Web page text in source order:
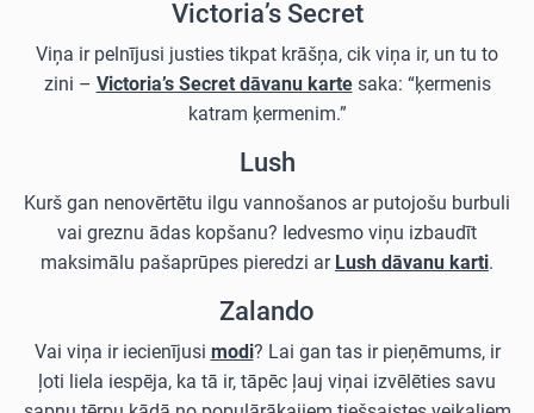
Victoria’s Secret
Viņa ir pelnījusi justies tikpat krāšņa, cik viņa ir, un tu to
zini – Victoria’s Secret dāvanu kartesaka: “ķermenis
katram ķermenim.”
Lush
Kurš gan nenovērtētu ilgu vannošanos ar putojošu burbuli
vai greznu ādas kopšanu? Iedvesmo viņu izbaudīt
maksimālu pašaprūpes pieredzi ar Lush dāvanu karti.
Zalando
Vai viņa ir iecienījusi modi? Lai gan tas ir pieņēmums, ir
ļoti liela iespēja, ka tā ir, tāpēc ļauj viņai izvēlēties savu